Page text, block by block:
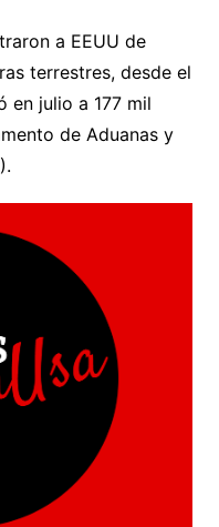
a EEUU de
terrestres, desde el
en julio a 177 mil
de Aduanas y